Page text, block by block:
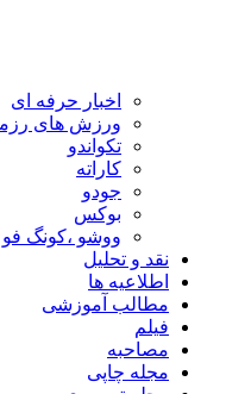
اخبار حرفه ای
ورزش های
تکواندو
کاراته
جودو
بوکس
ووشو ،کونگ فو
نقد و تحلیل
اطلاعیه ها
مطالب آموزشی
فیلم
مصاحبه
مجله چاپی